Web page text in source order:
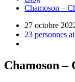
Chamoson –
27 octobre
23 personnes
Chamoson –